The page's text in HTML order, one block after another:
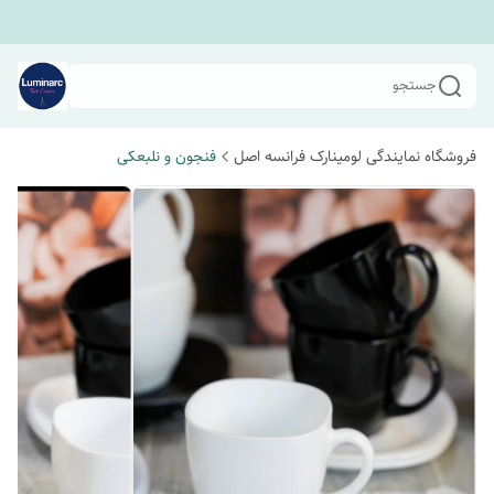
جستجو
فروشگاه نمایندگی لومینارک فرانسه اصل فنجون و نلبعکی